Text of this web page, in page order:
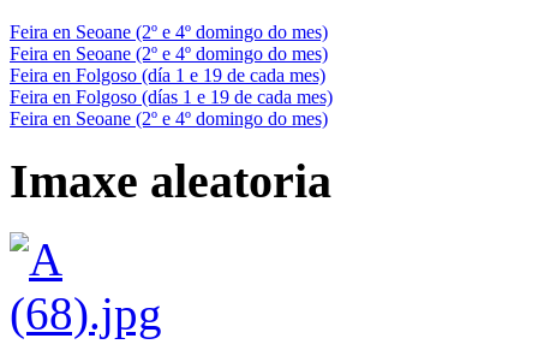
Feira en Seoane (2º e 4º domingo do mes)
Feira en Seoane (2º e 4º domingo do mes)
Feira en Folgoso (día 1 e 19 de cada mes)
Feira en Folgoso (días 1 e 19 de cada mes)
Feira en Seoane (2º e 4º domingo do mes)
Imaxe aleatoria